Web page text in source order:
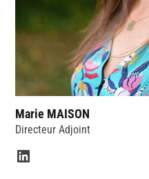
Marie MAISON
Directeur Adjoint